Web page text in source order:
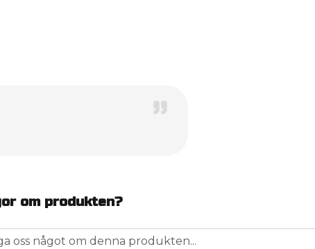
om produkten?
oss något om denna produkten...